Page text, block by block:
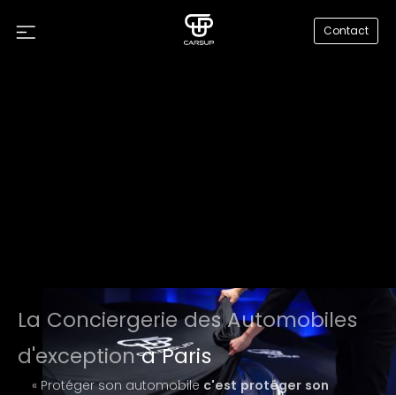
Contact
La Conciergerie des Automobiles
d'exceptionà Paris
« Protéger son automobile c'est protéger son